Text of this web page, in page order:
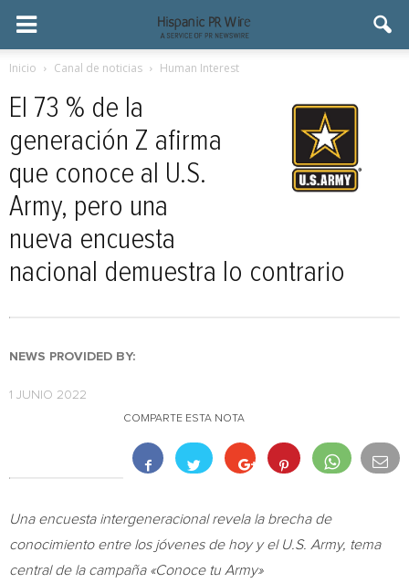
Inicio Canal de noticias Human Interest
El 73 % de la
generación Z afirma
que conoce al U.S.
Army, pero una
nueva encuesta
nacional demuestra lo contrario
NEWS PROVIDED BY:
1 JUNIO 2022
COMPARTE ESTA NOTA
Una encuesta intergeneracional revela la brecha de
conocimiento entre los jóvenes de hoy y el U.S. Army, tema
central de la campaña «Conoce tu Army»